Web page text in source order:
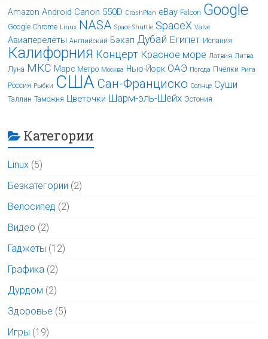
Amazon Android Canon 550D CrashPlan eBay Falcon Google
Google Chrome Linux NASA Space Shuttle SpaceX Valve
Авиаперелёты Английский Бэкап Дубай Египет Испания
Калифорния Концерт Красное море Латвия Литва
Луна МКС Марс Метро Москва Нью-Йорк ОАЭ Погода Пчёлки Рига
Россия Рыбки США Сан-Франциско Солнце Суши
Таллин Таможня Цветочки Шарм-эль-Шейх Эстония
Категории
Linux (5)
Безкатегории (2)
Велосипед (2)
Видео (2)
Гаджеты (12)
Графика (2)
Дурдом (2)
Здоровье (5)
Игры (19)